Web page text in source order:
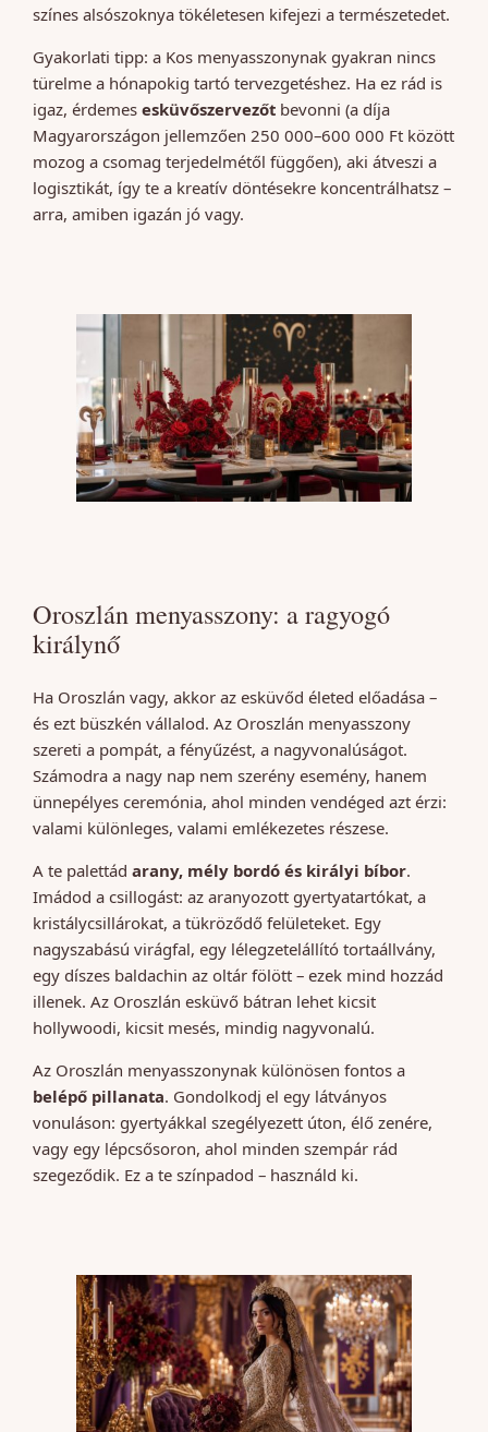
színes alsószoknya tökéletesen kifejezi a természetedet.
Gyakorlati tipp: a Kos menyasszonynak gyakran nincs
türelme a hónapokig tartó tervezgetéshez. Ha ez rád is
igaz, érdemes esküvőszervezőt bevonni (a díja
Magyarországon jellemzően 250 000–600 000 Ft között
mozog a csomag terjedelmétől függően), aki átveszi a
logisztikát, így te a kreatív döntésekre koncentrálhatsz –
arra, amiben igazán jó vagy.
Oroszlán menyasszony: a ragyogó
királynő
Ha Oroszlán vagy, akkor az esküvőd életed előadása –
és ezt büszkén vállalod. Az Oroszlán menyasszony
szereti a pompát, a fényűzést, a nagyvonalúságot.
Számodra a nagy nap nem szerény esemény, hanem
ünnepélyes ceremónia, ahol minden vendéged azt érzi:
valami különleges, valami emlékezetes részese.
A te palettád arany, mély bordó és királyi bíbor.
Imádod a csillogást: az aranyozott gyertyatartókat, a
kristálycsillárokat, a tükröződő felületeket. Egy
nagyszabású virágfal, egy lélegzetelállító tortaállvány,
egy díszes baldachin az oltár fölött – ezek mind hozzád
illenek. Az Oroszlán esküvő bátran lehet kicsit
hollywoodi, kicsit mesés, mindig nagyvonalú.
Az Oroszlán menyasszonynak különösen fontos a
belépő pillanata. Gondolkodj el egy látványos
vonuláson: gyertyákkal szegélyezett úton, élő zenére,
vagy egy lépcsősoron, ahol minden szempár rád
szegeződik. Ez a te színpadod – használd ki.